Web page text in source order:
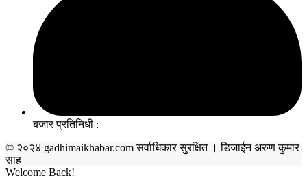
बजार प्रतिनिधी :
© २०२४ gadhimaikhabar.com सर्वाधिकार सुरक्षित । डिजाईन अरुण कुमार
साह
Welcome Back!